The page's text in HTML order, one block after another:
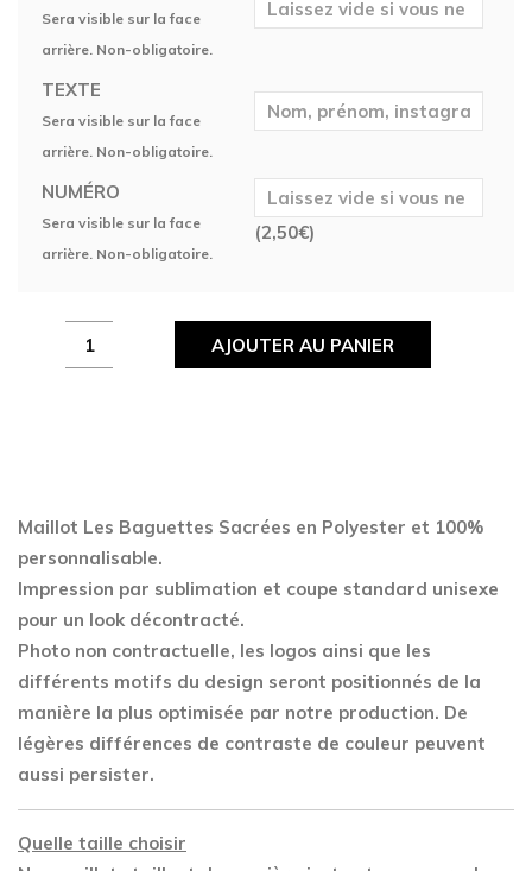
Sera visible sur la face
arrière. Non-obligatoire.
TEXTE
Sera visible sur la face
arrière. Non-obligatoire.
NUMÉRO
Sera visible sur la face
arrière. Non-obligatoire.
(2,50€)
Maillot
Les
AJOUTER AU PANIER
Maillot Les Baguettes Sacrées en Polyester et 100%
personnalisable.
Impression par sublimation et coupe standard unisexe
pour un look décontracté.
Photo non contractuelle, les logos ainsi que les
différents motifs du design seront positionnés de la
manière la plus optimisée par notre production. De
légères différences de contraste de couleur peuvent
aussi persister.
Quelle taille choisir